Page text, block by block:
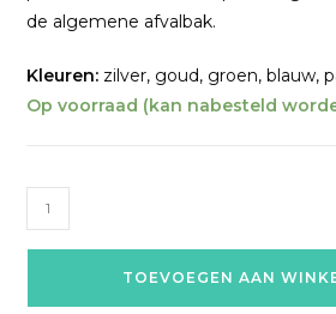
de algemene afvalbak.
Kleuren: zilver, goud, groen, blauw,
Op voorraad (kan nabesteld
TOEVOEGEN AAN